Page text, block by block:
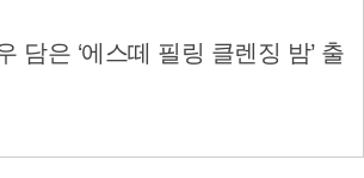
담은 ‘에스떼 필링 클렌징 밤’ 출